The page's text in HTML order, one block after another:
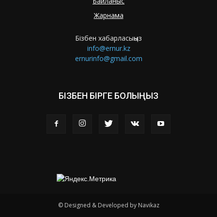
Жарнама
Бізбен хабарласыңыз
info@ernur.kz
ernurinfo@gmail.com
БІЗБЕН БІРГЕ БОЛЫҢЫЗ
© Designed & Developed by Navikaz